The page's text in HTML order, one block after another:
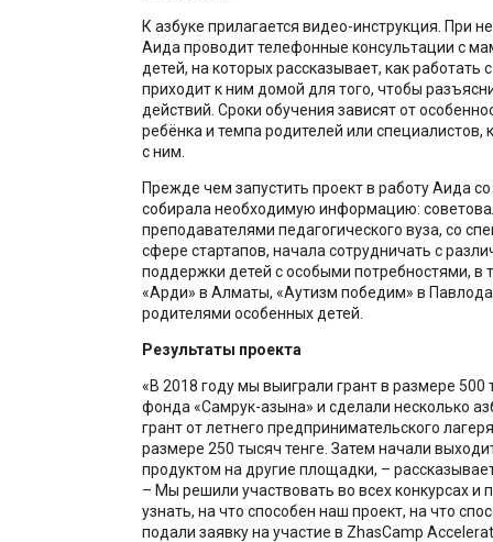
К азбуке прилагается видео-инструкция. При
Аида проводит телефонные консультации с
детей, на которых рассказывает, как работать
приходит к ним домой для того, чтобы
действий. Сроки обучения зависят от
ребёнка и темпа родителей или специалистов,
с ним.
Прежде чем запустить проект в работу Аида
собирала необходимую информацию:
преподавателями педагогического вуза, со
сфере стартапов, начала сотрудничать с
поддержки детей с особыми потребностями, в
«Арди» в Алматы, «Аутизм победим» в
родителями особенных детей.
Результаты проекта
«В 2018 году мы выиграли грант в размере 500
фонда «Самрук-Қазына» и сделали несколько
грант от летнего предпринимательского
размере 250 тысяч тенге. Затем начали
продуктом на другие площадки, –
– Мы решили участвовать во всех конкурсах и
узнать, на что способен наш проект, на что
подали заявку на участие в ZhasCamp